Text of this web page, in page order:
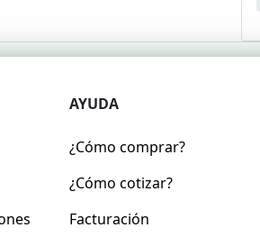
AYUDA
¿Cómo comprar?
¿Cómo cotizar?
Facturación